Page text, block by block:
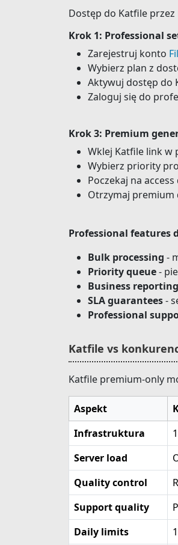
Dostęp do Katfile
Krok 1: Professional
Zarejestruj konto
Wybierz plan z
Aktywuj dostęp do
Zaloguj się do
Krok 3: Premium
Wklej Katfile link
Wybierz priority
Poczekaj na
Otrzymaj
Professional features
Bulk processing -
Priority queue-
Business reporting
SLA guarantees-
Professional
Katfile vs
Katfile premium-only
Aspekt
Infrastruktura
Server load
Quality control
Support quality
Daily limits